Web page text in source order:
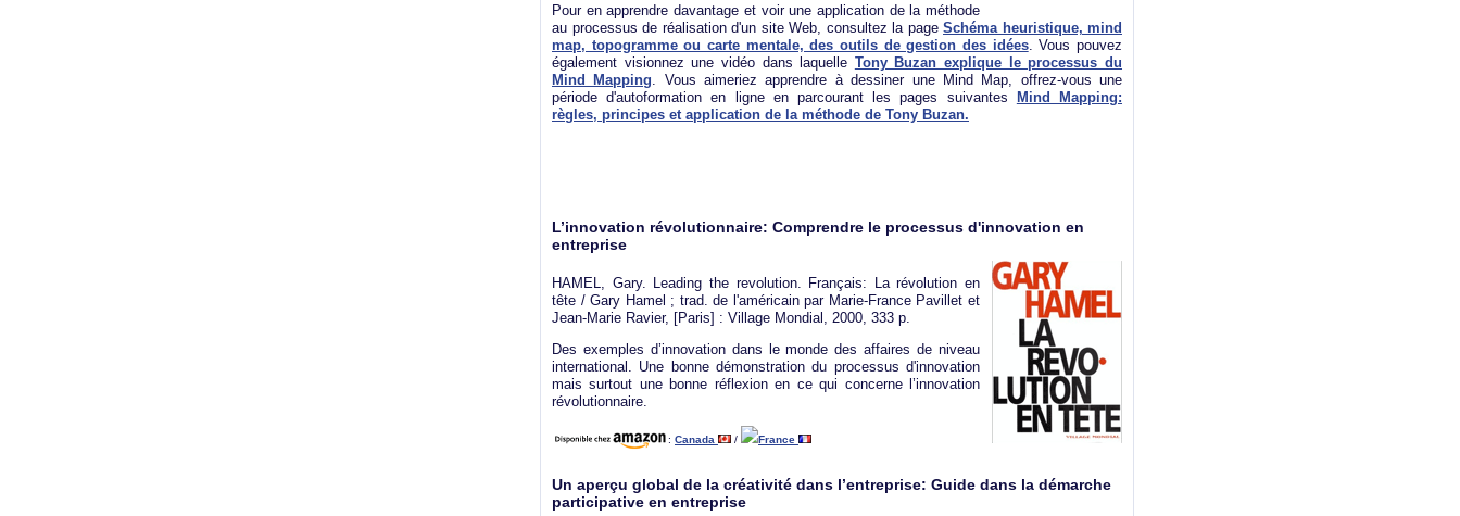
Pour en apprendre davantage et voir une application de la méthode
au processus de réalisation d'un site Web, consultez la page Schéma heuristique, mind
map, topogramme ou carte mentale, des outils de gestion des idées. Vous pouvez
également visionnez une vidéo dans laquelle Tony Buzan explique le processus du
Mind Mapping . Vous aimeriez apprendre à dessiner une Mind Map, offrez-vous une
période d'autoformation en ligne en parcourant les pages suivantes
Mind Mapping:
règles, principes et application de la méthode de Tony Buzan.
L’innovation révolutionnaire: Comprendre le processus d'innovation en
entreprise
HAMEL, Gary. Leading the revolution. Français: La révolution en
tête / Gary Hamel ; trad. de l'américain par Marie-France Pavillet et
Jean-Marie Ravier, [Paris] : Village Mondial, 2000, 333 p.
Des exemples d’innovation dans le monde des affaires de niveau
international. Une bonne démonstration du processus d'innovation
mais surtout une bonne réflexion en ce qui concerne l’innovation
révolutionnaire.
: Canada / France
Un aperçu global de la créativité dans l’entreprise: Guide dans la démarche
participative en entreprise